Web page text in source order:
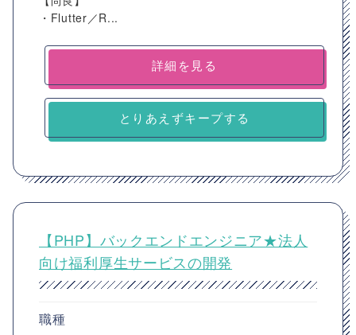
・Flutter／R...
詳細を見る
とりあえずキープする
【PHP】バックエンドエンジニア★法人
向け福利厚生サービスの開発
職種